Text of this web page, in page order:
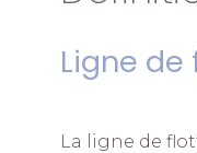
Ligne
La ligne de